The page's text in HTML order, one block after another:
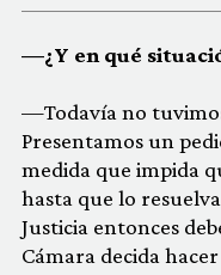
—¿Y en qué
—Todavía no
Presentamos un
medida que impida
hasta que lo
Justicia entonces
Cámara decida